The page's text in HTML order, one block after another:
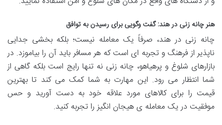
هنر چانه زنی در هند: گفت وگویی برای رسیدن به توافق
چانه زنی در هند، صرفاً یک معامله نیست؛ بلکه بخشی جدایی
ناپذیر از فرهنگ و تجربه ای است که هر مسافر باید آن را بیاموزد. در
بازارهای شلوغ و پرهیاهو، چانه زنی نه تنها رایج است بلکه گاهی از
شما انتظار می رود. این مهارت به شما کمک می کند تا بهترین
قیمت را برای کالاهای مورد علاقه خود به دست آورید و حس
موفقیت در یک معامله ی هیجان انگیز را تجربه کنید.